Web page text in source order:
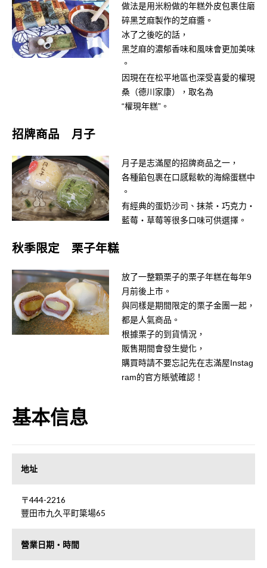
做法是用米粉做的年糕外皮包裹住磨
碎黑芝麻製作的芝麻醬。
冰了之後吃的話，
黑芝麻的濃郁香味和風味會更加美味
。
因現在在松平地區也深受喜愛的權現
桑（德川家康），取名為
“權現年糕”。
招牌商品 月子
月子是志滿屋的招牌商品之一，
各種餡包裹在口感鬆軟的海綿蛋糕中
。
有經典的蛋奶沙司、抹茶・巧克力・
藍莓・草莓等很多口味可供選擇。
秋季限定 栗子年糕
放了一整顆栗子的栗子年糕在每年9
月前後上市。
與同樣是期間限定的栗子金團一起，
都是人氣商品。
根據栗子的到貨情況，
販售期間會發生變化，
購買時請不要忘記先在志滿屋Instag
ram的官方賬號確認！
基本信息
地址
〒444-2216
豐田市九久平町簗場65
營業日期・時間